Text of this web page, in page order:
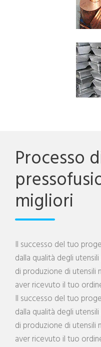
Processo
migliori
Il successo del tuo
dalla qualità degli
di produzione di utensili
aver ricevuto il tuo
Il successo del tuo
dalla qualità degli
di produzione di utensili
aver ricevuto il tuo